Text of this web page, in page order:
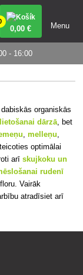
- 16:00
0,00 € Menu
organiskās
dārzā , bet
,melleņu
optimālai
arīskujkoku un
rudenī
Vairāk
atradīsiet arī